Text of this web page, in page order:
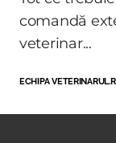
comandă
veterinar...
ECHIPA